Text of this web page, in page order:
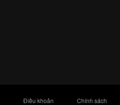
Điều khoản Chính sách